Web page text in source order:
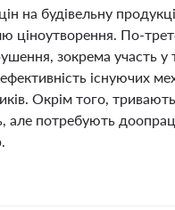
на будівельну
ціноутворення. По-
зокрема участь у
існуючих
Окрім того,
але потребують